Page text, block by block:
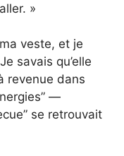
»
veste, et je
savais qu’elle
revenue dans
—
se retrouvait